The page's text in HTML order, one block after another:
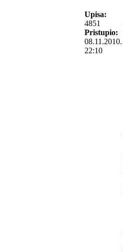
Upisa:
4851
Pristupio:
08.11.2010.
22:10